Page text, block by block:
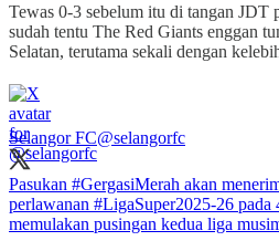
Tewas 0-3 sebelum itu di tangan JDT
sudah tentu The Red Giants enggan
Selatan, terutama sekali dengan
Selangor FC@selangorfc
Pasukan #GergasiMerah akan
perlawanan #LigaSuper2025-26 pada
memulakan pusingan kedua liga